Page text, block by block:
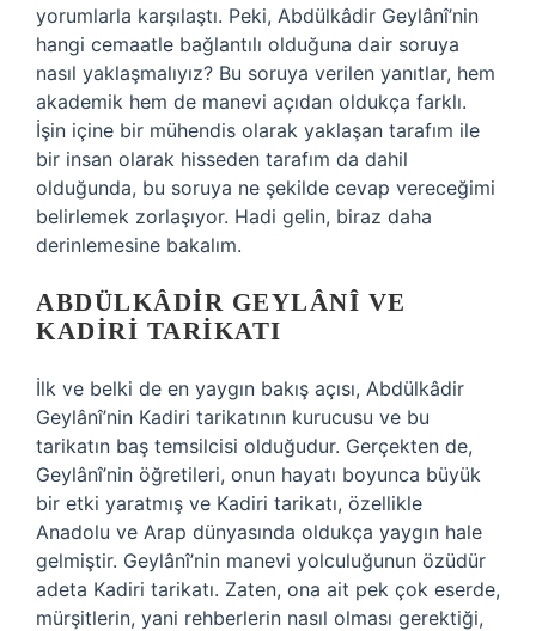
yorumlarla karşılaştı. Peki, Abdülkâdir Geylânî’nin
hangi cemaatle bağlantılı olduğuna dair soruya
nasıl yaklaşmalıyız? Bu soruya verilen yanıtlar, hem
akademik hem de manevi açıdan oldukça farklı.
İşin içine bir mühendis olarak yaklaşan tarafım ile
bir insan olarak hisseden tarafım da dahil
olduğunda, bu soruya ne şekilde cevap vereceğimi
belirlemek zorlaşıyor. Hadi gelin, biraz daha
derinlemesine bakalım.
ABDÜLKÂDIR GEYLÂNÎ VE
KADIRI TARIKATI
İlk ve belki de en yaygın bakış açısı, Abdülkâdir
Geylânî’nin Kadiri tarikatının kurucusu ve bu
tarikatın baş temsilcisi olduğudur. Gerçekten de,
Geylânî’nin öğretileri, onun hayatı boyunca büyük
bir etki yaratmış ve Kadiri tarikatı, özellikle
Anadolu ve Arap dünyasında oldukça yaygın hale
gelmiştir. Geylânî’nin manevi yolculuğunun özüdür
adeta Kadiri tarikatı. Zaten, ona ait pek çok eserde,
mürşitlerin, yani rehberlerin nasıl olması gerektiği,